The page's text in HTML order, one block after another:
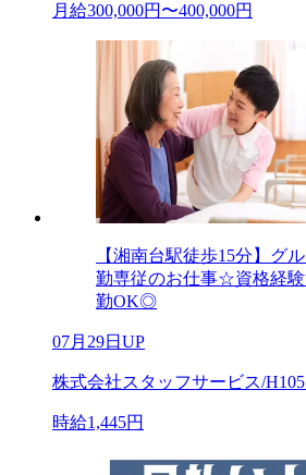
月給300,000円〜400,000円
【湘南台駅徒歩15分】グ
勤専従のお仕事☆資格経験
勤OK◎
07月29日UP
株式会社スタッフサービス/
時給1,445円